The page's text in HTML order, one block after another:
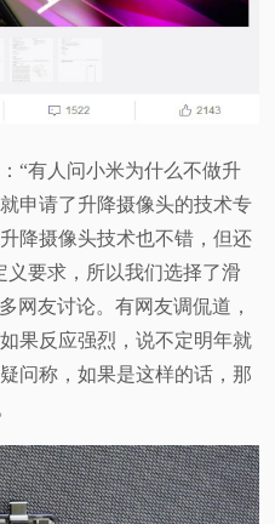
“有人问小米为什么不做升
申请了升降摄像头的技术专
降摄像头技术也不错，但还
要求，所以我们选择了滑
网友讨论。有网友调侃道，
果反应强烈，说不定明年就
问称，如果是这样的话，那